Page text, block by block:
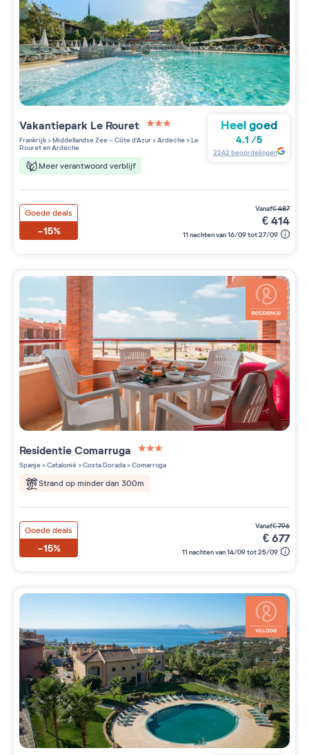
Vakantiepark Le Rouret
3 étoiles sur 5
Frankrijk>Middellandse Zee - Côte d'Azur>Ardèche>Le
Rouret en Ardèche
Meer verantwoord verblijf
Heel goed
4.1 /5
2242 beoordelingen
Goede deals
-15%
vanaf€487
€414
11 nachten van 16/09 tot 27/09
ResidentieComarruga
3 étoiles sur 5
Spanje>Catalonië>Costa Dorada>Comarruga
Strand op minder dan 300m
Goede deals
-15%
vanaf€796
€677
11 nachten van 14/09 tot 25/09